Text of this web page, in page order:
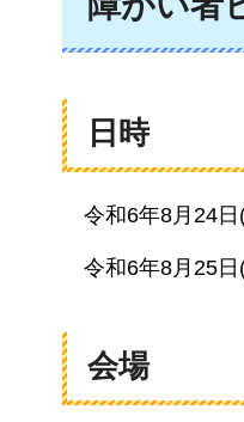
日時
令和6年8月24日
令和6年8月25日
会場